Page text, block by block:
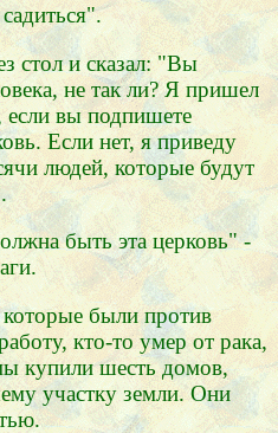
стол и сказал: "Вы
не так ли? Я пришел
если вы подпишете
Если нет, я приведу
людей, которые будут
быть эта церковь" -
были против
кто-то умер от рака,
купили шесть домов,
участку земли. Они